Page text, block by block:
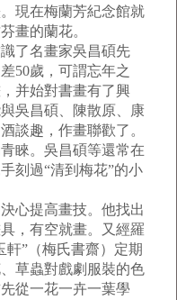
現在梅蘭芳紀念館就
畫的蘭花。
了名畫家吳昌碩先
50歲，可謂忘年之
并始對書畫有了興
吳昌碩、陳散原、康
談趣，作畫聯歡了。
睞。吳昌碩等還常在
刻過“清到梅花”的小
提高畫技。他找出
，有空就畫。又經羅
軒”（梅氏書齋）定期
草蟲對戲劇服裝的色
從一花一卉一葉學